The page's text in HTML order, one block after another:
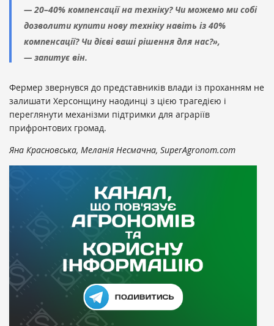
— 20–40% компенсації на техніку? Чи можемо ми собі
дозволити купити нову техніку навіть із 40%
компенсації? Чи дієві ваші рішення для нас?»,
— запитує він.
Фермер звернувся до представників влади із проханням не
залишати Херсонщину наодинці з цією трагедією і
переглянути механізми підтримки для аграріїв
прифронтових громад.
Яна Красновська, Меланія Несмачна, SuperAgronom.com